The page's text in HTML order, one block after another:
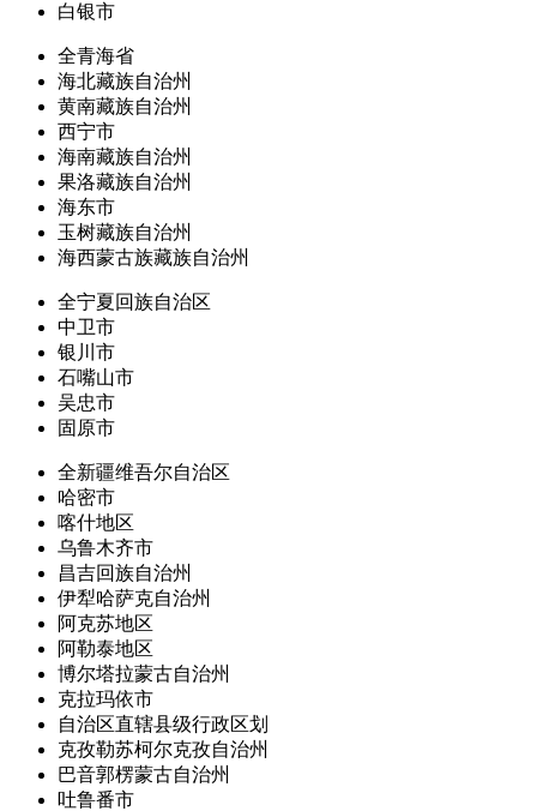
白银市
全青海省
海北藏族自治州
黄南藏族自治州
西宁市
海南藏族自治州
果洛藏族自治州
海东市
玉树藏族自治州
海西蒙古族藏族自治州
全宁夏回族自治区
中卫市
银川市
石嘴山市
吴忠市
固原市
全新疆维吾尔自治区
哈密市
喀什地区
乌鲁木齐市
昌吉回族自治州
伊犁哈萨克自治州
阿克苏地区
阿勒泰地区
博尔塔拉蒙古自治州
克拉玛依市
自治区直辖县级行政区划
克孜勒苏柯尔克孜自治州
巴音郭楞蒙古自治州
吐鲁番市